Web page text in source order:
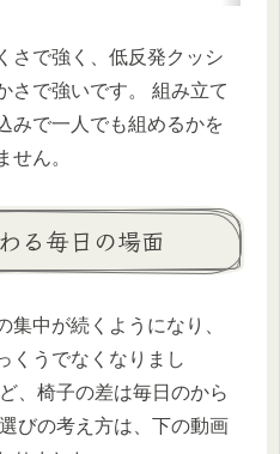
さで強く、低反発クッシ
さで強いです。 組み立て
みで一人でも組めるかを
せん。
る毎日の場面
集中が続くようになり、
くうでなくなりまし
、椅子の差は毎日のから
びの考え方は、下の動画